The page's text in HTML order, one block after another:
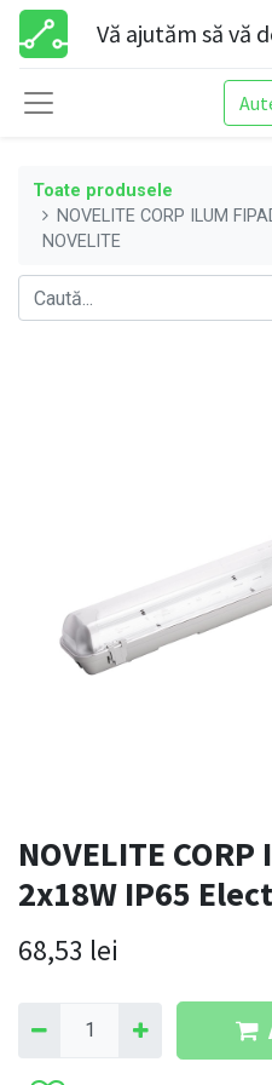
Vă ajutăm să vă
Toate produsele
NOVELITE CORP ILUM
NOVELITE
NOVELITE CORP
2x18W IP65
68,53 lei